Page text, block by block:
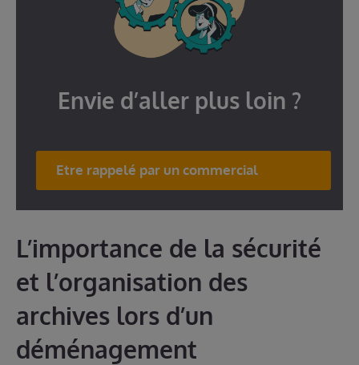
Envie d’aller plus loin ?
Etre rappelé par un commercial
L’importance de la sécurité
et l’organisation des
archives lors d’un
déménagement